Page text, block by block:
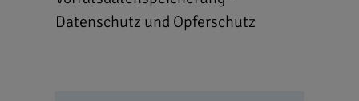
Datenschutz und Opferschutz